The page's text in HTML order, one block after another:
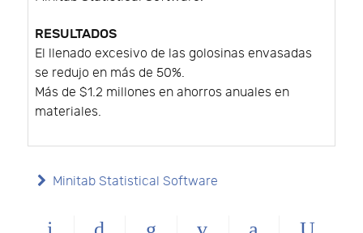
RESULTADOS
El llenado excesivo de las golosinas envasadas
se redujo en más de 50%.
Más de $1.2 millones en ahorros anuales en
materiales.
Minitab Statistical Software